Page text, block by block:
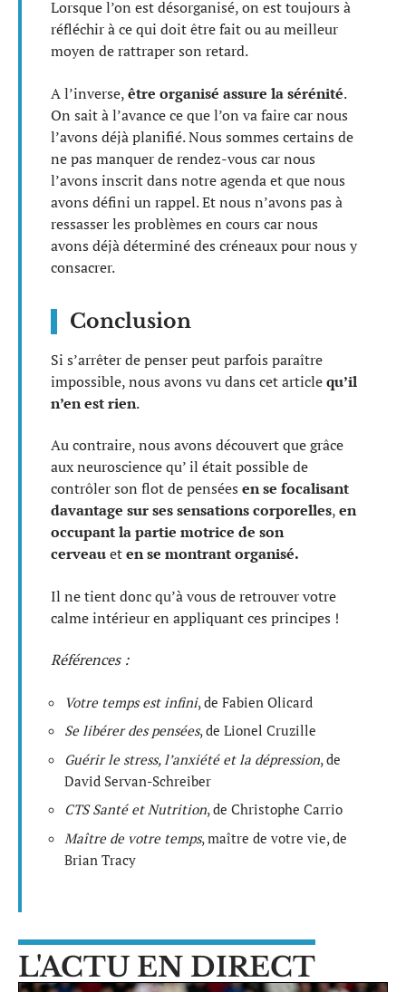
Lorsque l’on est désorganisé, on est toujours à
réfléchir à ce qui doit être fait ou au meilleur
moyen de rattraper son retard.
A l’inverse,être organisé assure la sérénité.
On sait à l’avance ce que l’on va faire car nous
l’avons déjà planifié. Nous sommes certains de
ne pas manquer de rendez-vous car nous
l’avons inscrit dans notre agenda et que nous
avons défini un rappel. Et nous n’avons pas à
ressasser les problèmes en cours car nous
avons déjà déterminé des créneaux pour nous y
consacrer.
Conclusion
Si s’arrêter de penser peut parfois paraître
impossible, nous avons vu dans cet articlequ’il
n’en est rien.
Au contraire, nous avons découvert que grâce
aux neuroscience qu’ il était possible de
contrôler son flot de pensées en se focalisant
davantage sur ses sensations corporelles,en
occupant la partie motrice de son
cerveaueten se montrant organisé.
Il ne tient donc qu’à vous de retrouver votre
calme intérieur en appliquant ces principes !
Références :
Votre temps est infini, de Fabien Olicard
Se libérer des pensées, de Lionel Cruzille
Guérir le stress, l’anxiété et la dépression, de
David Servan-Schreiber
CTS Santé et Nutrition, de Christophe Carrio
Maître de votre temps, maître de votre vie, de
Brian Tracy
L'ACTU EN DIRECT